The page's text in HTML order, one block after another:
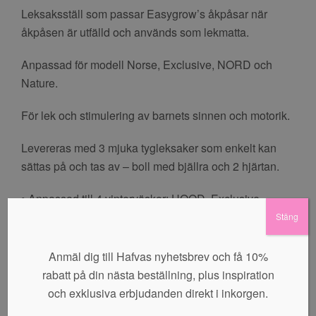
Leksaksställ som passar Easygrow’s åkpåsar när
åkpåsen är utfälld och används som lekmatta.
Anpassad för modell Norse, Exclusive, NORD och
Nature.
För lek och stimulering av barnets sinnen och motorik.
Levereras med 3 mjuka tygleksaker som enkelt kan
sättas på och tas av – boll med bjällra och 2 hjärtan.
• Anpassad till 4 vinterväskor: HOOD, Exclusive,
• Med 3 mjuka leksaker/hängen
• Miljövänlig
• Enkel justering
Anmäl dig till Hafvas nyhetsbrev och få 10%
rabatt på din nästa beställning, plus inspiration
och exklusiva erbjudanden direkt i inkorgen.
Stäng